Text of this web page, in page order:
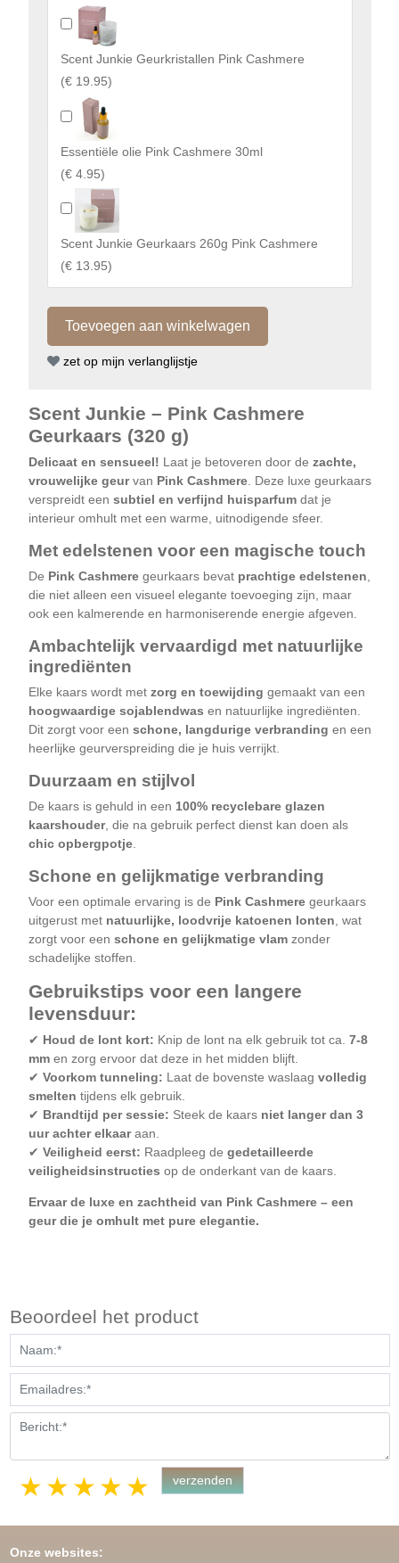
Scent Junkie Geurkristallen Pink Cashmere
(€ 19.95)
Essentiële olie Pink Cashmere 30ml
(€ 4.95)
Scent Junkie Geurkaars 260g Pink Cashmere
(€ 13.95)
zet op mijn verlanglijstje
Scent Junkie – Pink Cashmere
Geurkaars (320 g)
Delicaat en sensueel! Laat je betoveren door de zachte,
vrouwelijke geurvan Pink Cashmere. Deze luxe geurkaars
verspreidt een subtiel en verfijnd huisparfumdat je
interieur omhult met een warme, uitnodigende sfeer.
Met edelstenen voor een magische touch
De Pink Cashmeregeurkaars bevat prachtige edelstenen
die niet alleen een visueel elegante toevoeging zijn, maar
ook een kalmerende en harmoniserende energie afgeven.
Ambachtelijk vervaardigd met natuurlijke
ingrediënten
Elke kaars wordt met zorg en toewijding gemaakt van een
hoogwaardige sojablendwas en natuurlijke ingrediënten.
Dit zorgt voor een schone, langdurige verbranding en een
heerlijke geurverspreiding die je huis verrijkt.
Duurzaam en stijlvol
De kaars is gehuld in een 100% recyclebare glazen
kaarshouder, die na gebruik perfect dienst kan doen als
chic opbergpotje.
Schone en gelijkmatige verbranding
Voor een optimale ervaring is de Pink Cashmeregeurkaars
uitgerust met natuurlijke, loodvrije katoenen lonten , wat
zorgt voor een schone en gelijkmatige vlamzonder
schadelijke stoffen.
Gebruikstips voor een langere
levensduur:
✔ Houd de lont kort: Knip de lont na elk gebruik tot ca. 7-8
mmen zorg ervoor dat deze in het midden blijft.
✔ Voorkom tunneling: Laat de bovenste waslaag volledig
smelten tijdens elk gebruik.
✔ Brandtijd per sessie: Steek de kaars niet langer dan 3
uur achter elkaaraan.
✔ Veiligheid eerst: Raadpleeg de gedetailleerde
veiligheidsinstructies op de onderkant van de kaars.
Ervaar de luxe en zachtheid van Pink Cashmere – een
geur die je omhult met pure elegantie.
Beoordeel het product
5 stars
4 stars
3 stars
2 stars
1 star
Onze websites: